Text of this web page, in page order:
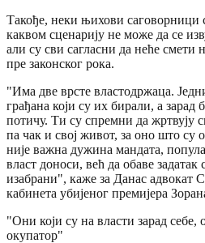
Такође, неки њихови саговорници
каквом сценарију не може да се
али су сви сагласни да неће смети
пре законског рока.
"Има две врсте властодржаца.
грађана који су их бирали, а зарад
потичу. Ти су спремни да жртвују
па чак и свој живот, за оно што су
није важна дужина мандата,
власт доноси, већ да обаве задатак
изабрани", каже за Данас
кабинета убијеног премијера
"Они који су на власти зарад себе,
окупатор"